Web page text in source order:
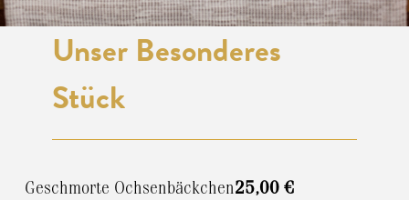
Unser Besonderes
Stück
Geschmorte Ochsenbäckchen25,00 €